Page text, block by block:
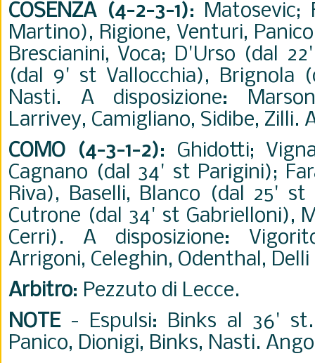
COSENZA (4-2-3-1): Matosevic;
Martino), Rigione, Venturi,
Brescianini, Voca; D'Urso (dal
(dal 9' st Vallocchia), Brignola
Nasti. A disposizione:
Larrivey, Camigliano, Sidibe, Zilli.
COMO (4-3-1-2): Ghidotti;
Cagnano (dal 34' st Parigini);
Riva), Baselli, Blanco (dal 25' st
Cutrone (dal 34' st Gabrielloni),
Cerri). A disposizione:
Arrigoni, Celeghin, Odenthal,
Arbitro: Pezzuto di Lecce.
NOTE - Espulsi: Binks al 36'
Panico, Dionigi, Binks, Nasti.